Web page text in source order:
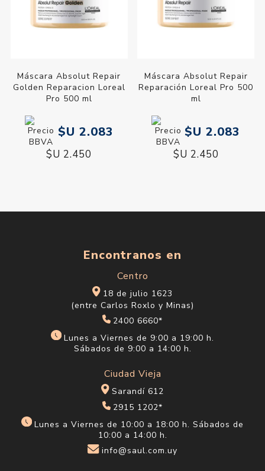
Máscara Absolut Repair
Golden Reparacion Loreal
Pro 500 ml
$U 2.083
$U 2.450
Máscara Absolut Repair
Reparación Loreal Pro 500
ml
$U 2.083
$U 2.450
Encontranos en
Centro
18 de julio 1623
(entre Carlos Roxlo y Minas)
2400 6660*
Lunes a Viernes de 9:00 a 19:00 h.
Sábados de 9:00 a 14:00 h.
Ciudad Vieja
Sarandí 612
2915 1202*
Lunes a Viernes de 10:00 a 18:00 h. Sábados de
10:00 a 14:00 h.
info@saul.com.uy